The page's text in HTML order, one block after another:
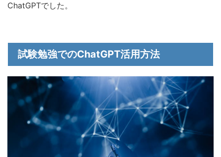
ChatGPTでした。
試験勉強でのChatGPT活用方法